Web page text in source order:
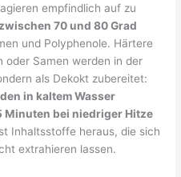
empfindlich auf zu
70 und 80 Grad
und Polyphenole. Härtere
oder Samen werden in der
als Dekokt zubereitet:
in kaltem Wasser
Minuten bei niedriger Hitze
Inhaltsstoffe heraus, die sich
extrahieren lassen.